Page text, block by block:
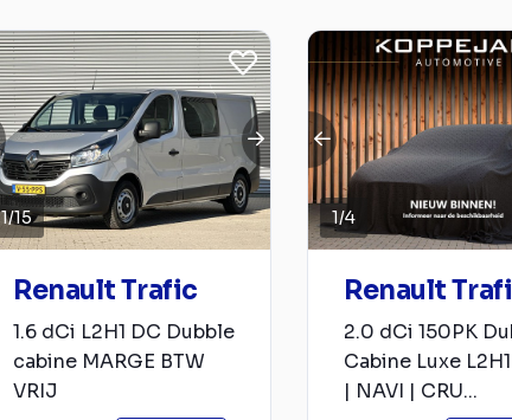
1/15
Renault Trafic
1.6 dCi L2H1 DC Dubble
cabine MARGE BTW
VRIJ
1/4
Renault
2.0 dCi 150PK
Cabine Luxe
| NAVI | CRU...